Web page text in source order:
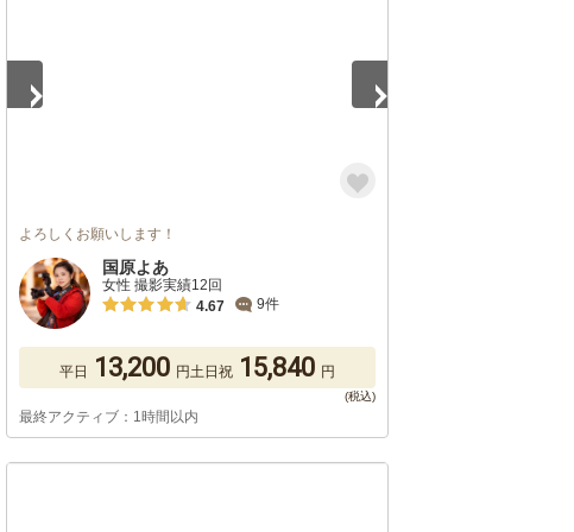
よろしくお願いします！
国原よあ
女性 撮影実績12回
4.67
9件
平日 13,200 円土日祝 15,840 円
最終アクティブ：1時間以内